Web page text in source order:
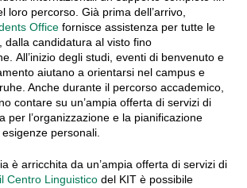
loro percorso. Già prima dell’arrivo,
Officefornisce assistenza per tutte le
dalla candidatura al visto fino
All’inizio degli studi, eventi di benvenuto e
aiutano a orientarsi nel campus e
Anche durante il percorso accademico,
contare su un’ampia offerta di servizi di
per l’organizzazione e la pianificazione
personali.
è arricchita da un’ampia offerta di servizi di
il Centro Linguisticodel KIT è possibile